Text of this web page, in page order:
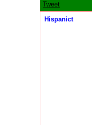
Tweet
Hispanict